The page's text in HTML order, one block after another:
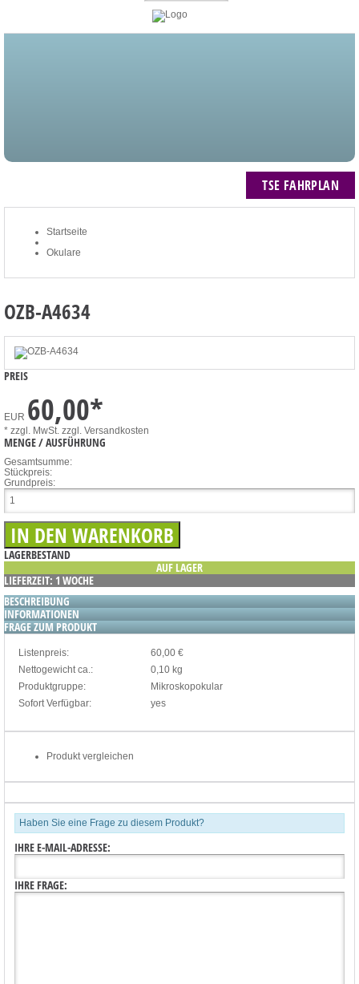
TSE FAHRPLAN
Startseite
Okulare
OZB-A4634
PREIS
EUR 60,00*
* zzgl. MwSt. zzgl. Versandkosten
MENGE / AUSFÜHRUNG
Gesamtsumme:
Stückpreis:
Grundpreis:
LAGERBESTAND
AUF LAGER
LIEFERZEIT: 1 WOCHE
BESCHREIBUNG
INFORMATIONEN
FRAGE ZUM PRODUKT
Listenpreis:
60,00 €
Nettogewicht ca.:
0,10 kg
Produktgruppe:
Mikroskopokular
Sofort Verfügbar:
yes
Produkt vergleichen
Haben Sie eine Frage zu diesem Produkt?
IHRE E-MAIL-ADRESSE:
IHRE FRAGE: